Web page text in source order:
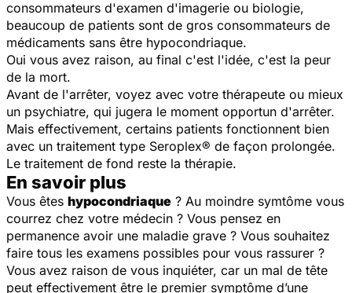
consommateurs d'examen d'imagerie ou biologie,
beaucoup de patients sont de gros consommateurs de
médicaments sans être hypocondriaque.
Oui vous avez raison, au final c'est l'idée, c'est la peur
de la mort.
Avant de l'arrêter, voyez avec votre thérapeute ou mieux
un psychiatre, qui jugera le moment opportun d'arrêter.
Mais effectivement, certains patients fonctionnent bien
avec un traitement type Seroplex® de façon prolongée.
Le traitement de fond reste la thérapie.
En savoir plus
Vous êtes hypocondriaque ? Au moindre symtôme vous
courrez chez votre médecin ? Vous pensez en
permanence avoir une maladie grave ? Vous souhaitez
faire tous les examens possibles pour vous rassurer ?
Vous avez raison de vous inquiéter, car un mal de tête
peut effectivement être le premier symptôme d’une